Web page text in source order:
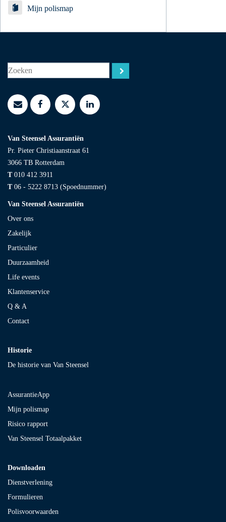
Mijn polismap
Van Steensel Assurantiën
Pr. Pieter Christiaanstraat 61
3066 TB Rotterdam
T 010 412 3911
T06 - 5222 8713 (Spoednummer)
Van Steensel Assurantiën
Over ons
Zakelijk
Particulier
Duurzaamheid
Life events
Klantenservice
Q & A
Contact
Historie
De historie van Van Steensel
AssurantieApp
Mijn polismap
Risico rapport
Van Steensel Totaalpakket
Downloaden
Dienstverlening
Formulieren
Polisvoorwaarden